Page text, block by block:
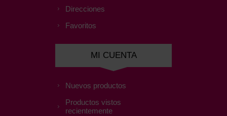
Direcciones
Favoritos
MI CUENTA
Nuevos productos
Productos vistos
recientemente